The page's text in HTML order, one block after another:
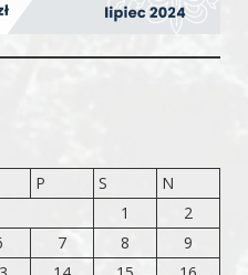
P S
N
1
2
7 8
9